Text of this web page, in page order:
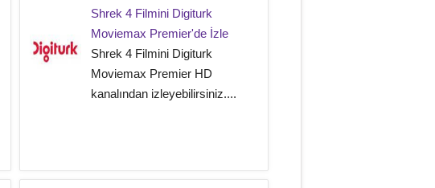
Shrek 4 Filmini Digiturk
Moviemax Premier'de İzle
Shrek 4 Filmini Digiturk
Moviemax Premier HD
kanalından izleyebilirsiniz....